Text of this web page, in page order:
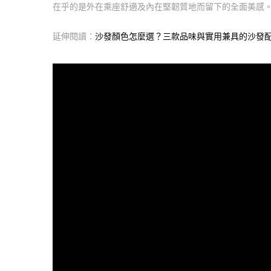
在乎的是外在乘座舒適及內在堅韌質地而留下的全面美感。
延伸閱讀： 沙發顏色怎麼選？三款品味與實用兼具的沙發配